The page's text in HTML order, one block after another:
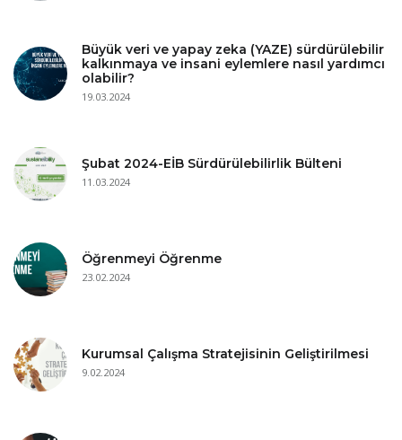
Büyük veri ve yapay zeka (YAZE) sürdürülebilir
kalkınmaya ve insani eylemlere nasıl yardımcı
olabilir?
19.03.2024
Şubat 2024-EİB Sürdürülebilirlik Bülteni
11.03.2024
Öğrenmeyi Öğrenme
23.02.2024
Kurumsal Çalışma Stratejisinin Geliştirilmesi
9.02.2024